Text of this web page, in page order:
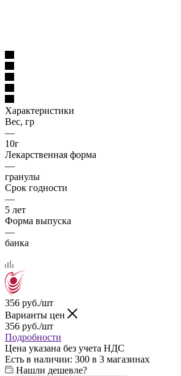
Характеристики
Вес, гр
—
10г
Лекарственная форма
—
гранулы
Срок годности
—
5 лет
Форма выпуска
—
банка
356 руб./шт
Варианты цен
356 руб./шт
Подробности
Цена указана без учета НДС
Есть в наличии: 300 в 3 магазинах
Нашли дешевле?